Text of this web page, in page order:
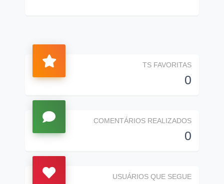
TS FAVORITAS
0
COMENTÁRIOS REALIZADOS
0
USUÁRIOS QUE SEGUE